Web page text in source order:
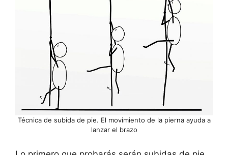
Técnica de subida de pie. El movimiento de la pierna ayuda a
lanzar el brazo